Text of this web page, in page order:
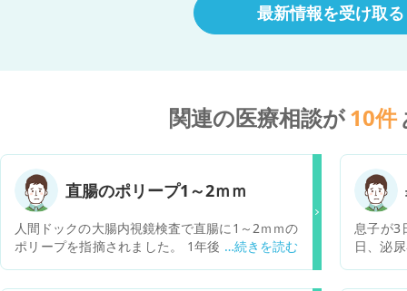
最新情報を受け取る
関連の医療相談が10件
直腸のポリープ1～2ｍｍ
人間ドックの大腸内視鏡検査で直腸に1～2ｍｍの
ポリープを指摘されました。 1年後の再検査で様
息子が3
日、泌